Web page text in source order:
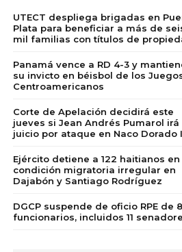
UTECT despliega brigadas en
Plata para beneficiar a más de
mil familias con títulos de
Panamá vence a RD 4-3 y
su invicto en béisbol de los
Centroamericanos
Corte de Apelación decidirá este
jueves si Jean Andrés Pumarol irá
juicio por ataque en Naco Dorado
Ejército detiene a 122 haitianos en
condición migratoria irregular en
Dajabón y Santiago Rodríguez
DGCP suspende de oficio RPE de
funcionarios, incluidos 11